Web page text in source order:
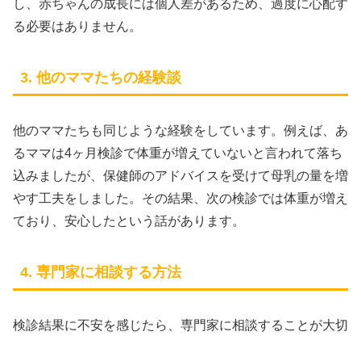
し、赤ちゃんの成長には個人差があるため、過度に心配す
る必要はありません。
3. 他のママたちの経験談
他のママたちも同じような経験をしています。例えば、あ
るママは4ヶ月検診で体重が増えていないと言われて落ち
込みましたが、保健師のアドバイスを受けて母乳の量を増
やす工夫をしました。その結果、次の検診では体重が増え
ており、安心したという話があります。
4. 専門家に相談する方法
検診結果に不安を感じたら、専門家に相談することが大切